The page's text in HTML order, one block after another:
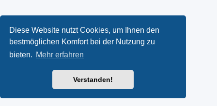
Diese Website nutzt Cookies, um Ihnen den
bestmöglichen Komfort bei der Nutzung zu
bieten. Mehr erfahren
Verstanden!